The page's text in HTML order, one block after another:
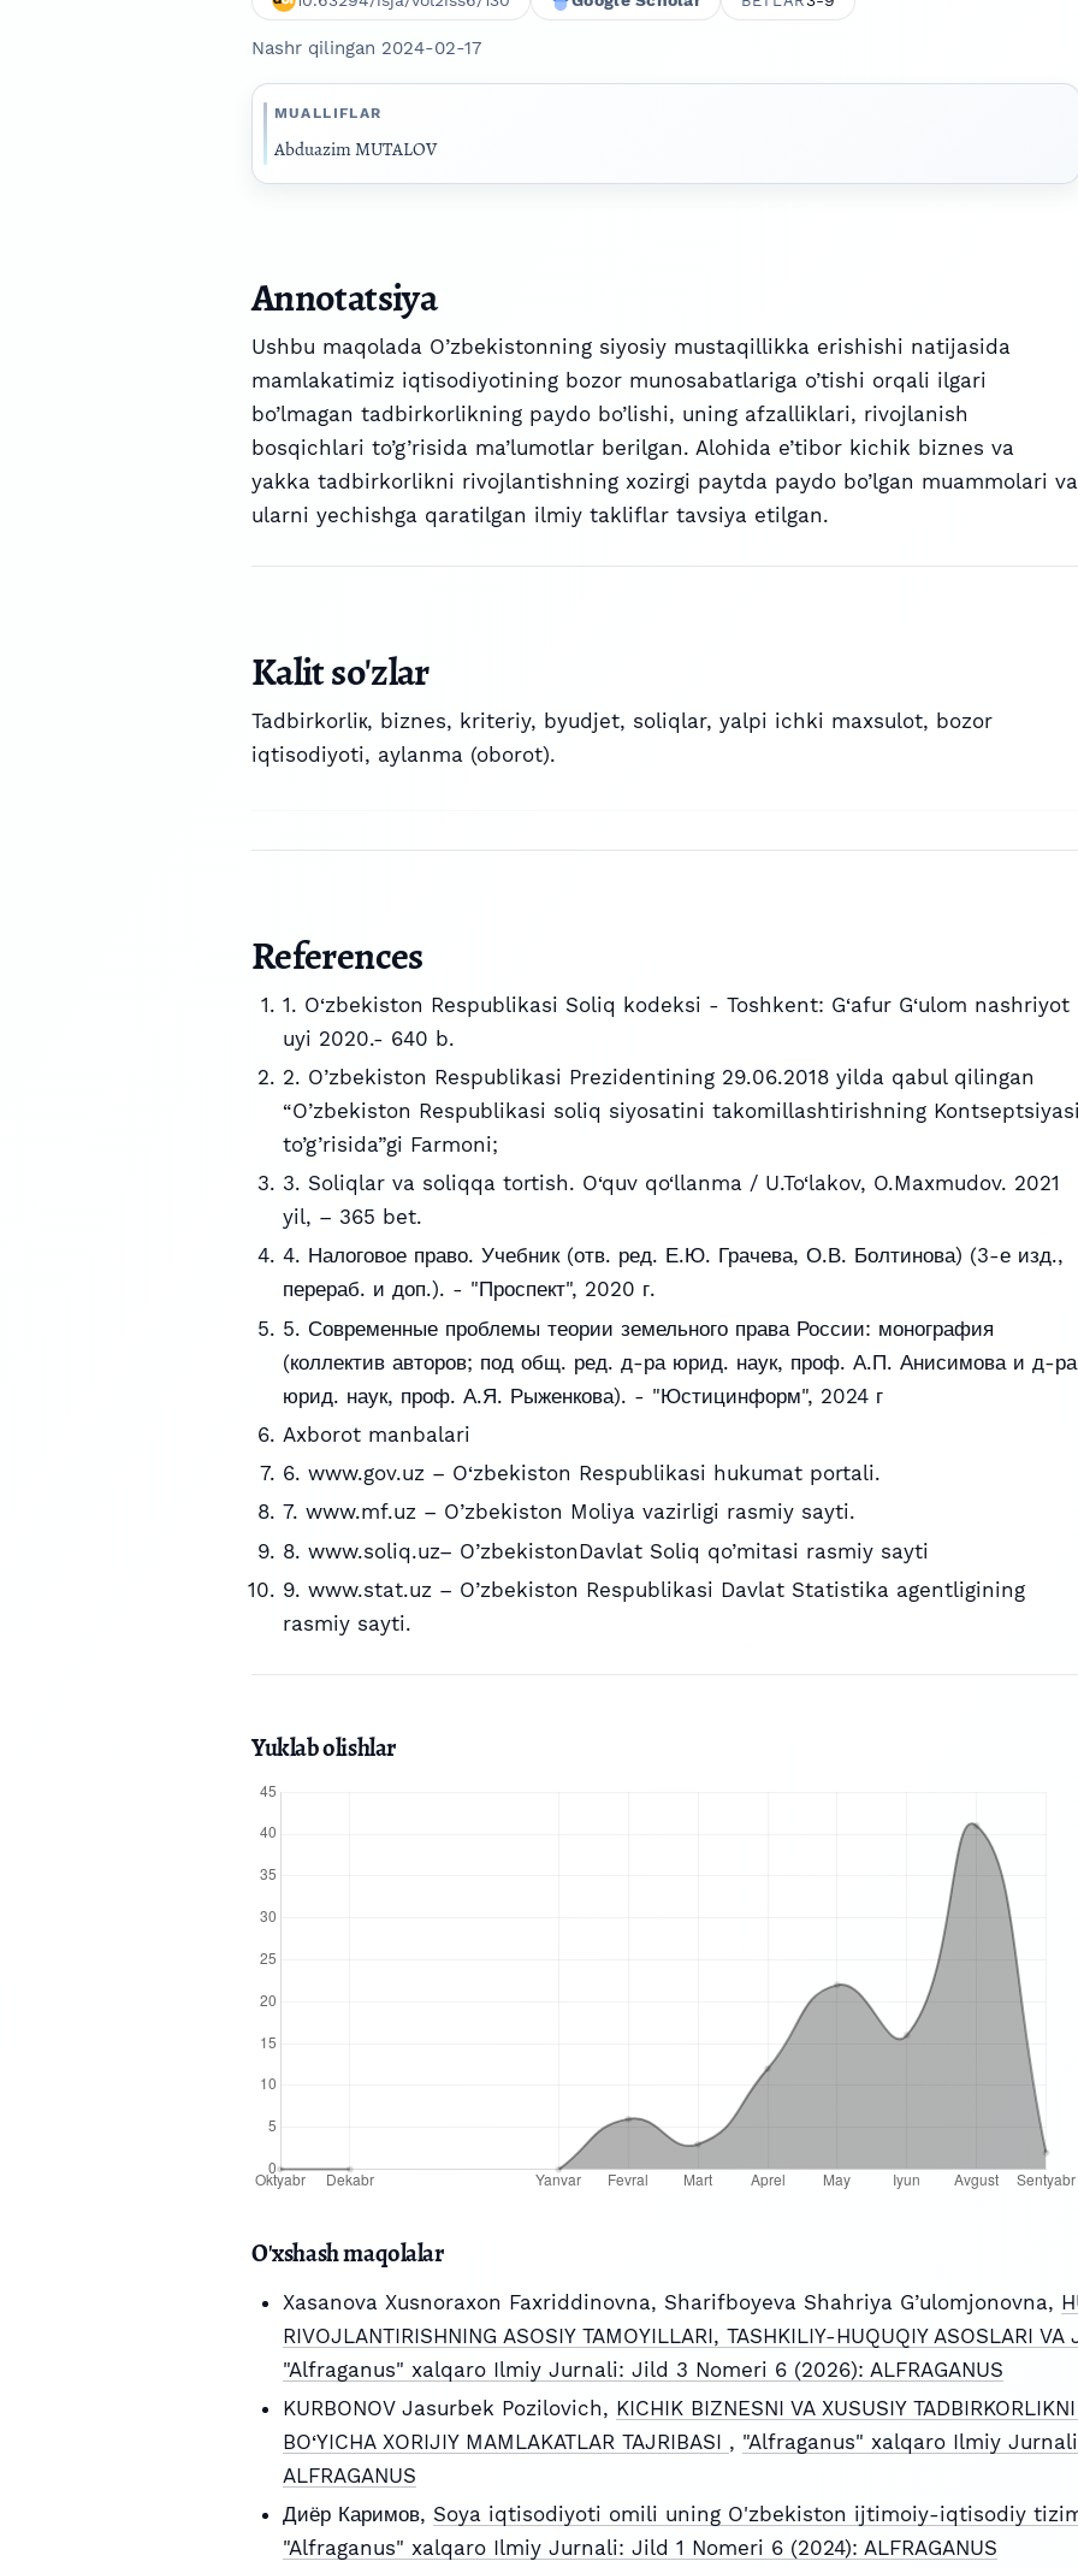
Nashr qilingan 2024-02-17
MUALLIFLAR
Abduazim MUTALOV
Annotatsiya
Ushbu maqolada O’zbekistonning siyosiy mustaqillikka erishishi natijasida
mamlakatimiz iqtisodiyotining bozor munosabatlariga o’tishi orqali ilgari
bo’lmagan tadbirkorlikning paydo bo’lishi, uning afzalliklari, rivojlanish
bosqichlari to’g’risida ma’lumotlar berilgan. Alohida e’tibor kichik biznes va
yakka tadbirkorlikni rivojlantishning xozirgi paytda paydo bo’lgan muammolari va
ularni yechishga qaratilgan ilmiy takliflar tavsiya etilgan.
Kalit so'zlar
Tadbirkorliк, biznes, kriteriy, byudjet, soliqlar, yalpi ichki maxsulot, bozor
iqtisodiyoti, aylanma (oborot).
References
1. O‘zbekiston Respublikasi Soliq kodeksi - Toshkent: G‘afur G‘ulom nashriyot
uyi 2020.- 640 b.
2. O’zbekiston Respublikasi Prezidentining 29.06.2018 yilda qabul qilingan
“O’zbekiston Respublikasi soliq siyosatini takomillashtirishning
to’g’risida”gi Farmoni;
3. Soliqlar va soliqqa tortish. O‘quv qo‘llanma / U.To‘lakov, O.Maxmudov. 2021
yil, – 365 bet.
4. Налоговое право. Учебник (отв. ред. Е.Ю. Грачева, О.В. Болтинова) (3-е изд.,
перераб. и доп.). - "Проспект", 2020 г.
5. Современные проблемы теории земельного права России: монография
(коллектив авторов; под общ. ред. д-ра юрид. наук, проф. А.П. Анисимова и д-ра
юрид. наук, проф. А.Я. Рыженкова). - "Юстицинформ", 2024 г
Axborot manbalari
6. www.gov.uz – O‘zbekiston Respublikasi hukumat portali.
7. www.mf.uz – O’zbekiston Moliya vazirligi rasmiy sayti.
8. www.soliq.uz– O’zbekistonDavlat Soliq qo’mitasi rasmiy sayti
9. www.stat.uz – O’zbekiston Respublikasi Davlat Statistika agentligining
rasmiy sayti.
Yuklab olishlar
O'xshash maqolalar
Xasanova Xusnoraxon Faxriddinovna, Sharifboyeva Shahriya G’ulomjonovna,
RIVOJLANTIRISHNING ASOSIY TAMOYILLARI, TASHKILIY-HUQUQIY ASOSLARI
"Alfraganus" xalqaro Ilmiy Jurnali: Jild 3 Nomeri 6 (2026): ALFRAGANUS
KURBONOV Jasurbek Pozilovich, KICHIK BIZNESNI VA XUSUSIY
BO‘YICHA XORIJIY MAMLAKATLAR TAJRIBASI , "Alfraganus" xalqaro Ilmiy
ALFRAGANUS
Диёр Каримов, Soya iqtisodiyoti omili uning O'zbekiston ijtimoiy-iqtisodiy
"Alfraganus" xalqaro Ilmiy Jurnali: Jild 1 Nomeri 6 (2024): ALFRAGANUS